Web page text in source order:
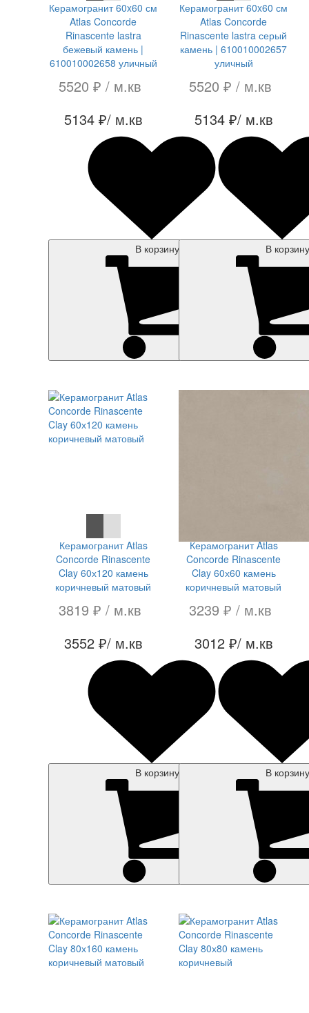
Керамогранит 60x60 см
Atlas Concorde
Rinascente lastra
бежевый камень |
610010002658 уличный
5520 ₽ / м.кв
5134 ₽/ м.кв
В корзину
Керамогранит 60x60 см
Atlas Concorde
Rinascente lastra серый
камень | 610010002657
уличный
5520 ₽ / м.кв
5134 ₽/ м.кв
В корзину
Керамогранит Atlas
Concorde Rinascente
Clay 60х120 камень
коричневый матовый
3819 ₽ / м.кв
3552 ₽/ м.кв
В корзину
Керамогранит Atlas
Concorde Rinascente
Clay 60х60 камень
коричневый матовый
3239 ₽ / м.кв
3012 ₽/ м.кв
В корзину